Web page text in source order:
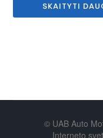
SKAITYTI
© UAB Auto
Interneto